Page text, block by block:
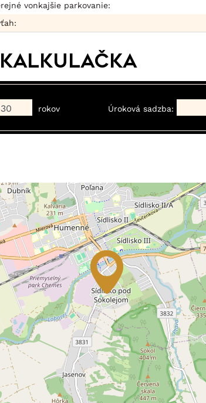
vonkajšie parkovanie:
kalkulačka
rokov Úroková sadzba: